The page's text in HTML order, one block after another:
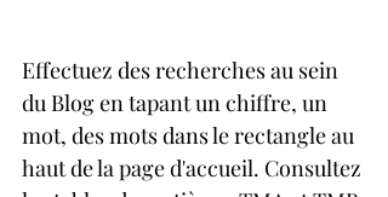
Effectuez des recherches au sein
du Blog en tapant un chiffre, un
mot, des mots dans le rectangle au
haut de la page d'accueil. Consultez